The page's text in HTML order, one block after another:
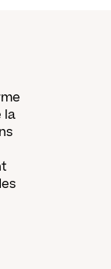
la